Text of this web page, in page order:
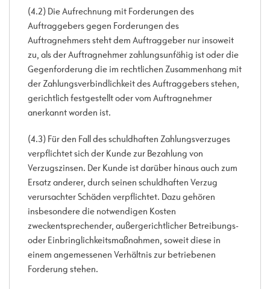
(4.2) Die Aufrechnung mit Forderungen des
Auftraggebers gegen Forderungen des
Auftragnehmers steht dem Auftraggeber nur insoweit
zu, als der Auftragnehmer zahlungsunfähig ist oder die
Gegenforderung die im rechtlichen Zusammenhang mit
der Zahlungsverbindlichkeit des Auftraggebers stehen,
gerichtlich festgestellt oder vom Auftragnehmer
anerkannt worden ist.
(4.3) Für den Fall des schuldhaften Zahlungsverzuges
verpflichtet sich der Kunde zur Bezahlung von
Verzugszinsen. Der Kunde ist darüber hinaus auch zum
Ersatz anderer, durch seinen schuldhaften Verzug
verursachter Schäden verpflichtet. Dazu gehören
insbesondere die notwendigen Kosten
zweckentsprechender, außergerichtlicher Betreibungs-
oder Einbringlichkeitsmaßnahmen, soweit diese in
einem angemessenen Verhältnis zur betriebenen
Forderung stehen.